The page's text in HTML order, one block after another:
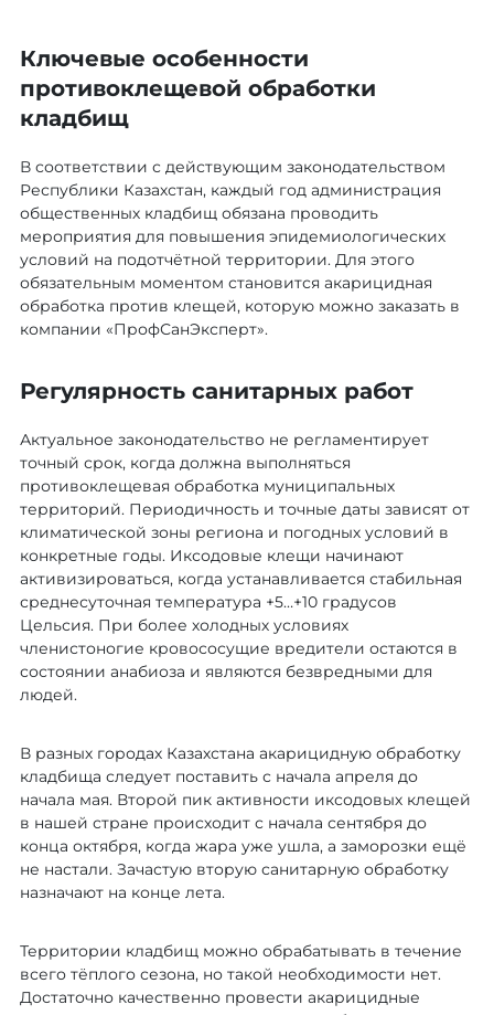
Ключевые особенности
противоклещевой обработки
кладбищ
В соответствии с действующим законодательством
Республики Казахстан, каждый год администрация
общественных кладбищ обязана проводить
мероприятия для повышения эпидемиологических
условий на подотчётной территории. Для этого
обязательным моментом становится акарицидная
обработка против клещей, которую можно заказать в
компании «ПрофСанЭксперт».
Регулярность санитарных работ
Актуальное законодательство не регламентирует
точный срок, когда должна выполняться
противоклещевая обработка муниципальных
территорий. Периодичность и точные даты зависят от
климатической зоны региона и погодных условий в
конкретные годы. Иксодовые клещи начинают
активизироваться, когда устанавливается стабильная
среднесуточная температура +5…+10 градусов
Цельсия. При более холодных условиях
членистоногие кровососущие вредители остаются в
состоянии анабиоза и являются безвредными для
людей.
В разных городах Казахстана акарицидную обработку
кладбища следует поставить с начала апреля до
начала мая. Второй пик активности иксодовых клещей
в нашей стране происходит с начала сентября до
конца октября, когда жара уже ушла, а заморозки ещё
не настали. Зачастую вторую санитарную обработку
назначают на конце лета.
Территории кладбищ можно обрабатывать в течение
всего тёплого сезона, но такой необходимости нет.
Достаточно качественно провести акарицидные